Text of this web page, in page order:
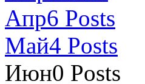
Апр6 Posts
Май4 Posts
Июн0 Posts